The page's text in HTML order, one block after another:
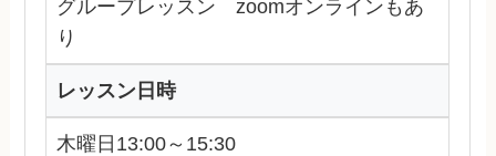
グループレッスン zoomオンラインもあ
り
レッスン日時
木曜日13:00～15:30